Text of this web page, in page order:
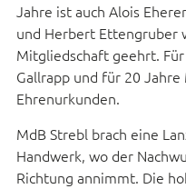
Jahre ist auch Alois
und Herbert Ettengruber
Mitgliedschaft geehrt.
Gallrapp und für 20
Ehrenurkunden.
MdB Strebl brach eine
Handwerk, wo der
Richtung annimmt. Die